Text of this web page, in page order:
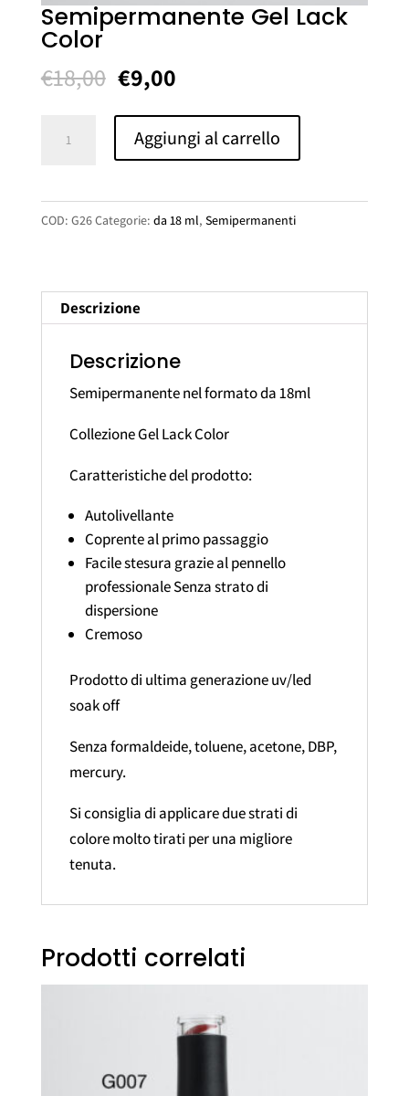
Semipermanente Gel Lack
Color
€18,00 Il
originale
era:
€9,00Il
attuale
è:
Semipermanente
Color
quantità
Aggiungi al carrello
COD: G26Categorie: da 18 ml, Semipermanenti
Descrizione
Descrizione
Semipermanente nel formato da 18ml
Collezione Gel Lack Color
Caratteristiche del prodotto:
Autolivellante
Coprente al primo passaggio
Facile stesura grazie al pennello
professionale Senza strato di
dispersione
Cremoso
Prodotto di ultima generazione uv/led
soak off
Senza formaldeide, toluene, acetone, DBP,
mercury.
Si consiglia di applicare due strati di
colore molto tirati per una migliore
tenuta.
Prodotti correlati